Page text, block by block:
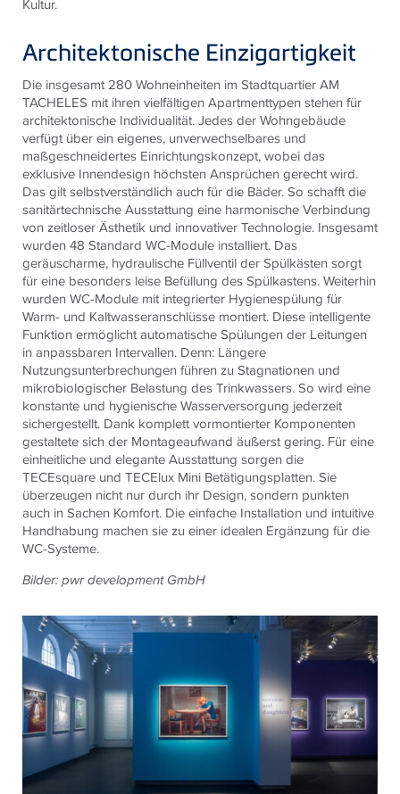
Kultur.
Architektonische Einzigartigkeit
Die insgesamt 280 Wohneinheiten im Stadtquartier AM
TACHELES mit ihren vielfältigen Apartmenttypen stehen für
architektonische Individualität. Jedes der Wohngebäude
verfügt über ein eigenes, unverwechselbares und
maßgeschneidertes Einrichtungskonzept, wobei das
exklusive Innendesign höchsten Ansprüchen gerecht wird.
Das gilt selbstverständlich auch für die Bäder. So schafft die
sanitärtechnische Ausstattung eine harmonische Verbindung
von zeitloser Ästhetik und innovativer Technologie. Insgesamt
wurden 48 Standard WC-Module installiert. Das
geräuscharme, hydraulische Füllventil der Spülkästen sorgt
für eine besonders leise Befüllung des Spülkastens. Weiterhin
wurden WC-Module mit integrierter Hygienespülung für
Warm- und Kaltwasseranschlüsse montiert. Diese intelligente
Funktion ermöglicht automatische Spülungen der Leitungen
in anpassbaren Intervallen. Denn: Längere
Nutzungsunterbrechungen führen zu Stagnationen und
mikrobiologischer Belastung des Trinkwassers. So wird eine
konstante und hygienische Wasserversorgung jederzeit
sichergestellt. Dank komplett vormontierter Komponenten
gestaltete sich der Montageaufwand äußerst gering. Für eine
einheitliche und elegante Ausstattung sorgen die
TECEsquare und TECElux Mini Betätigungsplatten. Sie
überzeugen nicht nur durch ihr Design, sondern punkten
auch in Sachen Komfort. Die einfache Installation und intuitive
Handhabung machen sie zu einer idealen Ergänzung für die
WC-Systeme.
Bilder: pwr development GmbH